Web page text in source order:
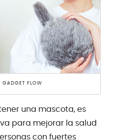
GADGET FLOW
una mascota, es
para mejorar la salud
con fuertes